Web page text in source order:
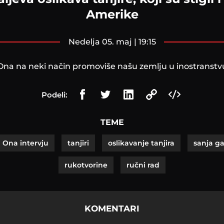
Amerike
nedelja 05. maj | 19:15
na neki način promoviše našu zemlju u
Podeli:
TEME
Ona intervju tanjiri oslikavanje tanjira sanja
rukotvorine ručni rad
KOMENTARI